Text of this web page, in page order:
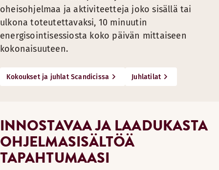
oheisohjelmaa ja aktiviteetteja joko sisällä tai
ulkona toteutettavaksi, 10 minuutin
energisointisessiosta koko päivän mittaiseen
kokonaisuuteen.
Kokoukset ja juhlat Scandicissa Juhlatilat
INNOSTAVAA JA LAADUKASTA
OHJELMASISÄLTÖÄ
TAPAHTUMAASI
Lisätietoa yhteistyökumppaniltamme Superstar Agency:
4EVENT - MAGIC MUSIC MAKERS -
Lisätietoa yhteistyökumppaniltamme 4event: +358 207 291
Ota yhteyttä kokousmyyntiimme saadaksesi tarjouksen
Team Action Zonen aktiviteetteja ovat muun muassa
Saatavilla kaikissa Suomen Scandic-hotelleissa.
Whiskey Sour
Pornstar Martini
Espresso Martini Mojito
French 75
HINNASTO
Cocktailkoulu baarimestarin johdolla, kesto 2–2,5 tuntia,
Kolme cocktailia, alkumaljaksi kuohuviini 69 €/hlö